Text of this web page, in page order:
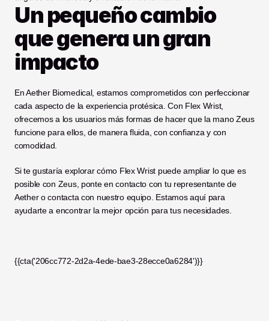
Un pequeño cambio
que genera un gran
impacto
En Aether Biomedical, estamos comprometidos con perfeccionar
cada aspecto de la experiencia protésica. Con Flex Wrist,
ofrecemos a los usuarios más formas de hacer que la mano Zeus
funcione para ellos, de manera fluida, con confianza y con
comodidad.
Si te gustaría explorar cómo Flex Wrist puede ampliar lo que es
posible con Zeus, ponte en contacto con tu representante de
Aether o contacta con nuestro equipo. Estamos aquí para
ayudarte a encontrar la mejor opción para tus necesidades.
{{cta('206cc772-2d2a-4ede-bae3-28ecce0a6284')}}